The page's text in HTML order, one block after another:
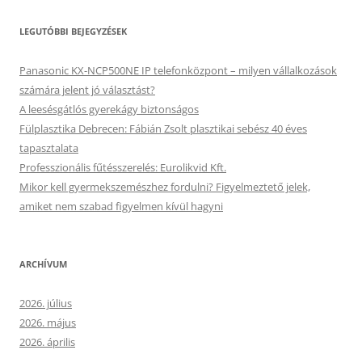
LEGUTÓBBI BEJEGYZÉSEK
Panasonic KX-NCP500NE IP telefonközpont – milyen vállalkozások
számára jelent jó választást?
A leesésgátlós gyerekágy biztonságos
Fülplasztika Debrecen: Fábián Zsolt plasztikai sebész 40 éves
tapasztalata
Professzionális fűtésszerelés: Eurolikvid Kft.
Mikor kell gyermekszemészhez fordulni? Figyelmeztető jelek,
amiket nem szabad figyelmen kívül hagyni
ARCHÍVUM
2026. július
2026. május
2026. április